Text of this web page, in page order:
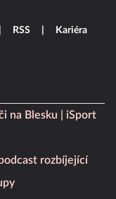
na Blesku
iSport
rozbíjející
RSS Kariéra